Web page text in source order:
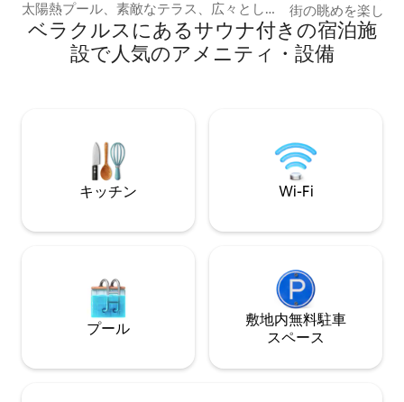
太陽熱プール、素敵なテラス、広々とし
た庭園、そしてそれぞれにフルバスルー
ムを備えた3つの独立した快適なスイート
があります。 屋外グリルもあり、屋外で
り、楽しんだりするために設計されてい
街の眺めを楽しめ
ド、設備の整った
を備えたホテル
ください。 さら
ルコート、スポー
テラス、ゲーマー
ど
ベラクルスにあるサウナ付きの宿泊施
設で人気のアメニティ・設備
キッチン Wi-Fi
プール
敷地内無料駐⁠車
ス⁠ペ⁠ー⁠ス